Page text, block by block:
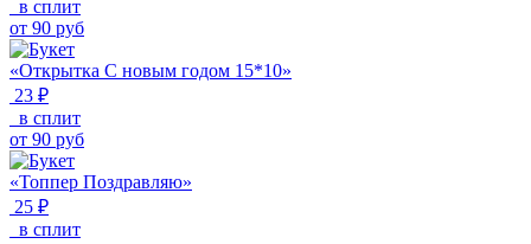
в сплит
от 90 руб
«Открытка С новым годом 15*10»
23 ₽
в сплит
от 90 руб
«Топпер Поздравляю»
25 ₽
в сплит